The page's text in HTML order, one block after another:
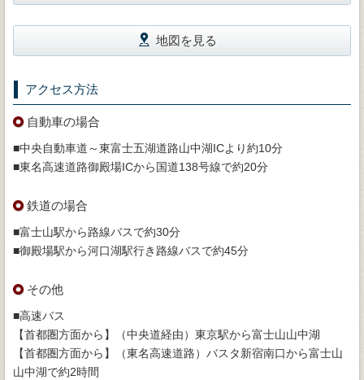
地図を見る
アクセス方法
自動車の場合
■中央自動車道～東富士五湖道路山中湖ICより約10分
■東名高速道路御殿場ICから国道138号線で約20分
鉄道の場合
■富士山駅から路線バスで約30分
■御殿場駅から河口湖駅行き路線バスで約45分
その他
■高速バス
【首都圏方面から】（中央道経由）東京駅から富士山山中湖
【首都圏方面から】（東名高速道路）バスタ新宿南口から富士山
山中湖で約2時間